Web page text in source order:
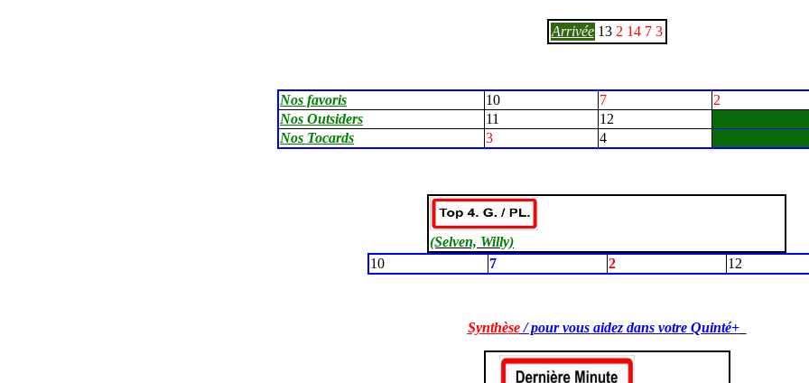
Arrivée 13 2 14 7 3
Nos favoris 10 7
2
Nos Outsiders
11
12
Nos Tocards
3 4
(Selven, Willy)
10
7 2 12
Synthèse/ pour vous aidez dans votre Quinté+